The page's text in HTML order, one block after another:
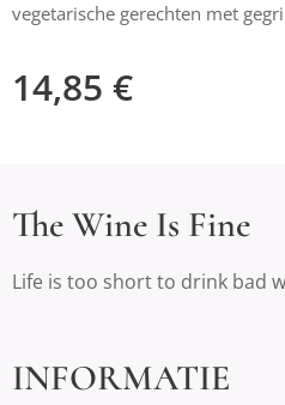
vegetarische gerechten met
14,85 €
The Wine Is Fine
Life is too short to drink bad
INFORMATIE